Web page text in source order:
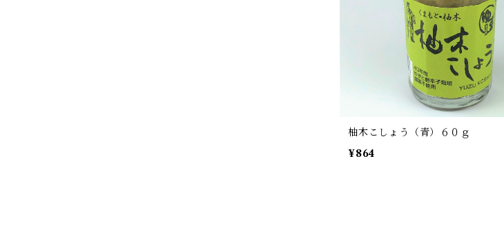
柚木こしょう（青）６０ｇ
¥864